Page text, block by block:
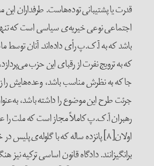
قدرت یا پشتیبانی توده‌هاست. طرفداران این
اجتماعی نوعی خیریه‌‌ی سیاسی است که
باشد که به آ.ک.پ رأی داده‌اند. آنان توسط
که به ترویج نفرت از رقبای این حزب
جا که به نظرش مناسب باشد، وعده‌هایش را
جرئت طرح این موضوع را داشته باشد،
رهبران آ.ک.پ کاملاً مجاز است که ملت را
اولان[۸] پانزده ساله که با گلوله‌ی
برانگیزانند. دادگاه قانون اساسی ترکیه نیز